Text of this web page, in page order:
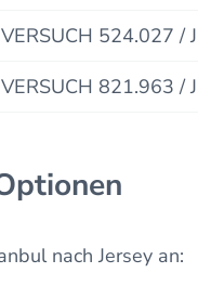
VERSUCH 524.027 /
VERSUCH 821.963 /
nach Jersey an: